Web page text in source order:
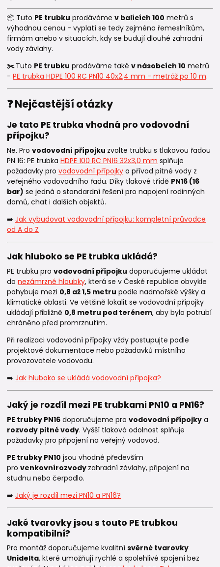
📦 Tuto PE trubku prodáváme v balících 100 metrů s
výhodnou cenou - vyplatí se tedy zejména řemeslníkům,
firmám anebo v situacích, kdy se budují dlouhé zahradní
vody závlahy.
✂️Tuto PE trubku prodáváme také v násobcích 10 metrů
- PE trubka HDPE 100 RC PN10 40x2,4 mm - metráž po 10 m.
❓ Nejčastější otázky
Je tato PE trubka vhodná pro vodovodní
přípojku?
Ne. Pro vodovodní přípojku zvolte trubku s tlakovou řadou
PN 16: PE trubka HDPE 100 RC PN16 32x3,0 mm splňuje
požadavky pro vodovodní přípojky a přívod pitné vody z
veřejného vodovodního řadu. Díky tlakové třídě PN16 (16
bar) se jedná o standardní řešení pro napojení rodinných
domů, chat i dalších objektů.
➡️ Jak vybudovat vodovodní přípojku: kompletní průvodce
od A do Z
Jak hluboko se PE trubka ukládá?
PE trubku pro vodovodní přípojku doporučujeme ukládat
do nezámrzné hloubky, která se v České republice obvykle
pohybuje mezi 0,8 až 1,5 metru podle nadmořské výšky a
klimatické oblasti. Ve většině lokalit se vodovodní přípojky
ukládají přibližně 0,8 metru pod terénem, aby bylo potrubí
chráněno před promrznutím.
Při realizaci vodovodní přípojky vždy postupujte podle
projektové dokumentace nebo požadavků místního
provozovatele vodovodu.
➡️ Jak hluboko se ukládá vodovodní přípojka?
Jaký je rozdíl mezi PE trubkami PN10 a PN16?
PE trubky PN16 doporučujeme pro vodovodní přípojky a
rozvody pitné vody. Vyšší tlaková odolnost splňuje
požadavky pro připojení na veřejný vodovod.
PE trubky PN10 jsou vhodné především
pro venkovnírozvody zahradní závlahy, připojení na
studnu nebo čerpadlo.
➡️ Jaký je rozdíl mezi PN10 a PN16?
Jaké tvarovky jsou s touto PE trubkou
kompatibilní?
Pro montáž doporučujeme kvalitní svěrné tvarovky
Unidelta, které umožňují rychlé a spolehlivé spojení bez